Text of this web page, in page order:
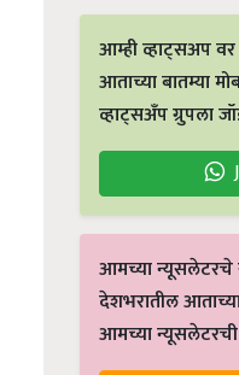
आम्ही व्हाट्सअप
आताच्या बातम्या
व्हाट्सअँप ग्रुपला
आमच्या न्यूसलेटरचे
देशभरातील
आमच्या